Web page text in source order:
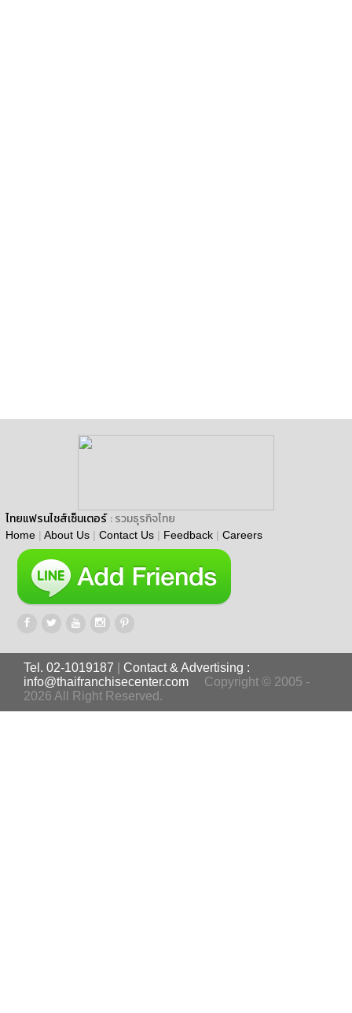
ไทยแฟรนไชส์เซ็นเตอร์ : รวมธุรกิจไทย
Home | About Us | Contact Us | Feedback | Careers
Tel. 02-1019187
Contact & Advertising :
info@thaifranchisecenter.com
Copyright © 2005 -
2026 All Right Reserved.